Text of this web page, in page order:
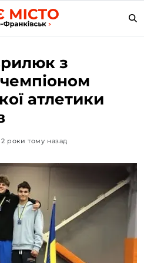
з
атлетики
2 роки тому назад